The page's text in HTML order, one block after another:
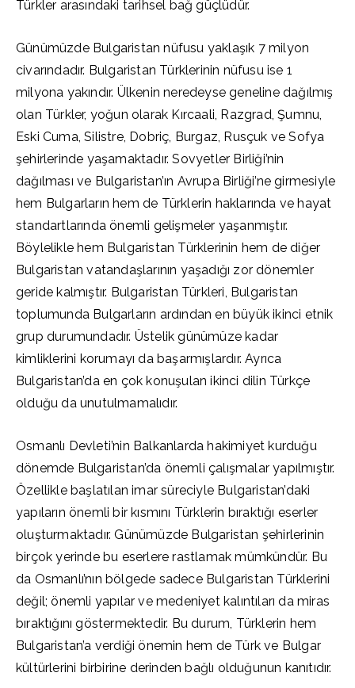
Türkler arasındaki tarihsel bağ güçlüdür.
Günümüzde Bulgaristan nüfusu yaklaşık 7 milyon
civarındadır. Bulgaristan Türklerinin nüfusu ise 1
milyona yakındır. Ülkenin neredeyse geneline dağılmış
olan Türkler, yoğun olarak Kırcaali, Razgrad, Şumnu,
Eski Cuma, Silistre, Dobriç, Burgaz, Rusçuk ve Sofya
şehirlerinde yaşamaktadır. Sovyetler Birliği’nin
dağılması ve Bulgaristan’ın Avrupa Birliği’ne girmesiyle
hem Bulgarların hem de Türklerin haklarında ve hayat
standartlarında önemli gelişmeler yaşanmıştır.
Böylelikle hem Bulgaristan Türklerinin hem de diğer
Bulgaristan vatandaşlarının yaşadığı zor dönemler
geride kalmıştır. Bulgaristan Türkleri, Bulgaristan
toplumunda Bulgarların ardından en büyük ikinci etnik
grup durumundadır. Üstelik günümüze kadar
kimliklerini korumayı da başarmışlardır. Ayrıca
Bulgaristan’da en çok konuşulan ikinci dilin Türkçe
olduğu da unutulmamalıdır.
Osmanlı Devleti’nin Balkanlarda hakimiyet kurduğu
dönemde Bulgaristan’da önemli çalışmalar yapılmıştır.
Özellikle başlatılan imar süreciyle Bulgaristan’daki
yapıların önemli bir kısmını Türklerin bıraktığı eserler
oluşturmaktadır. Günümüzde Bulgaristan şehirlerinin
birçok yerinde bu eserlere rastlamak mümkündür. Bu
da Osmanlı’nın bölgede sadece Bulgaristan Türklerini
değil; önemli yapılar ve medeniyet kalıntıları da miras
bıraktığını göstermektedir. Bu durum, Türklerin hem
Bulgaristan’a verdiği önemin hem de Türk ve Bulgar
kültürlerini birbirine derinden bağlı olduğunun kanıtıdır.